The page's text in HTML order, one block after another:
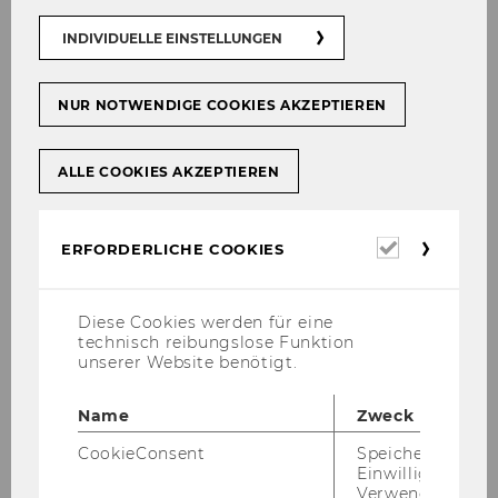
Se­am­less Lear­ning Con­fe­
ren­ces
Die Se­am­less Lear­ning Con­fe­rence ist
eine jähr­li­che Ver­an­stal­tung die be­reits
INDIVIDUELLE EINSTELLUNGEN
NUR NOTWENDIGE COOKIES AKZEPTIEREN
ALLE COOKIES AKZEPTIEREN
ERFORDERLICHE COOKIES
Diese Cookies werden für eine
technisch reibungslose Funktion
unserer Website benötigt.
Name
Zweck
CookieConsent
Speichert Ihre
Einwilligung zur